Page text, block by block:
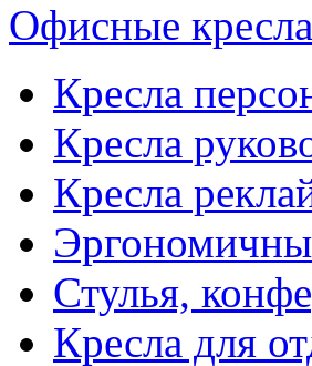
Офисные
Кресла
Кресла
Кресла
Стулья,
Кресла для